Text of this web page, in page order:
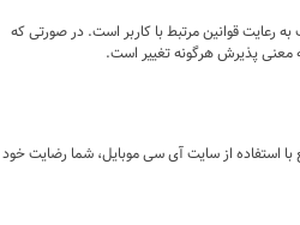
رعایت قوانین مرتبط با کاربر است. در صورتی که
معنی پذیرش هرگونه تغییر است.
استفاده از سایت آی سی موبایل، شما رضایت خود